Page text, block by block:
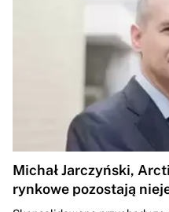
Michał Jarczyński,
rynkowe pozostają